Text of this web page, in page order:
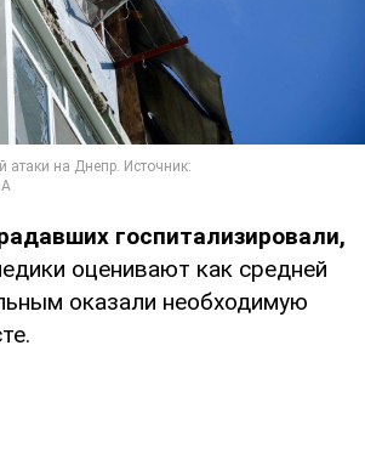
госпитализировали,
оценивают как средней
оказали необходимую